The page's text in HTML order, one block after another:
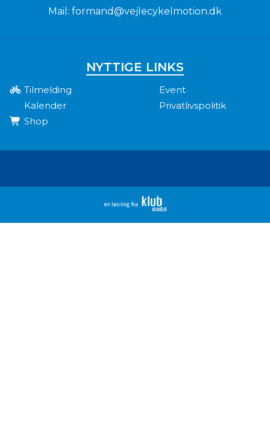
Mail: formand@vejlecykelmotion.dk
NYTTIGE LINKS
Tilmelding
Event
Kalender
Privatlivspolitik
Shop